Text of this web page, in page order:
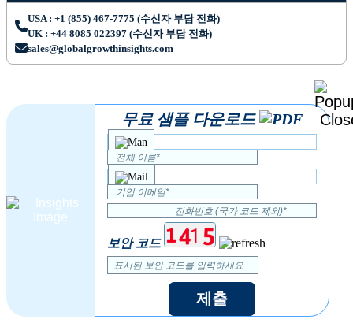
USA : +1 (855) 467-7775 (수신자 부담 전화)
UK : +44 8085 022397 (수신자 부담 전화)
sales@globalgrowthinsights.com
무료 샘플 다운로드
보안 코드
제출